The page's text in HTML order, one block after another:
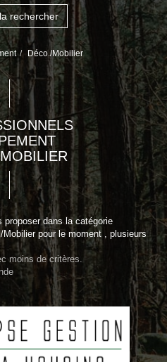
rechercher
Déco./Mobilier
proposer dans la catégorie
pour le moment , plusieurs
moins de critères.